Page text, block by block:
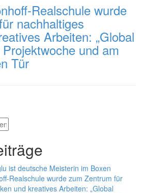
Realschule wurde
nachhaltiges
Arbeiten: „Global
und am
Tür
ist deutsche Meisterin im Boxen
Realschule wurde zum Zentrum für
und kreatives Arbeiten: „Global